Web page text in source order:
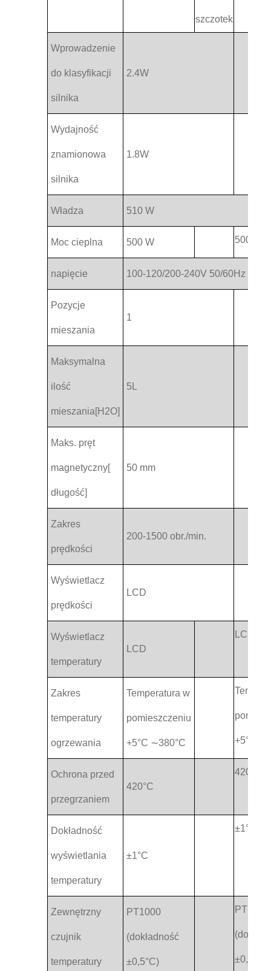
szczotek
Wprowadzenie
do klasyfikacji
silnika
2.4W
Wydajność
znamionowa
silnika
1.8W
Władza 510 W
Moc cieplna 500 W 500 W
napięcie 100-120/200-240V 50/60Hz
Pozycje
mieszania
1
Maksymalna
ilość
mieszania[H2O]
5L
Maks. pręt
magnetyczny[
długość]
50 mm
Zakres
prędkości
200-1500 obr./min.
Wyświetlacz
prędkości
LCD
Wyświetlacz
temperatury
LCD
LCD
Zakres
temperatury
ogrzewania
Temperatura w
pomieszczeniu
+5°C ∼380°C +5°C
Ochrona przed
przegrzaniem
420°C
420°C
Dokładność
wyświetlania
temperatury
±1°C
±1°C
Zewnętrzny
czujnik
temperatury
PT1000
(dokładność
±0,5°C)
PT1000
±0,5°C)